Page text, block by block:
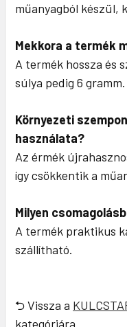
műanyagból készül,
Mekkora a termék
A termék hossza és
súlya pedig 6 gramm.
Környezeti
használata?
Az érmék
így csökkentik a
Milyen
A termék praktikus
szállítható.
⮌ Vissza a
kategóriára